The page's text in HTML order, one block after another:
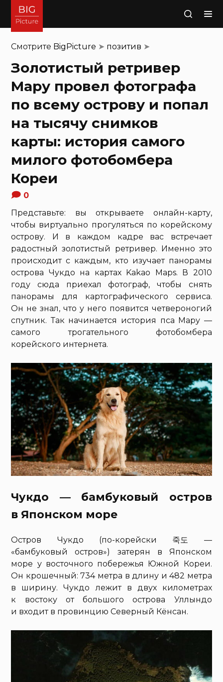
Поиск
Смотрите BigPicture ➤ позитив ➤
Золотистый ретривер
Мару провел фотографа
по всему острову и попал
на тысячу снимков
карты: история самого
милого фотобомбера
Кореи
0
Представьте: вы открываете онлайн-карту,
чтобы виртуально прогуляться по корейскому
острову. И в каждом кадре вас встречает
радостный золотистый ретривер. Именно это
происходит с каждым, кто изучает панорамы
острова Чукдо на картах Kakao Maps. В 2010
году сюда приехал фотограф, чтобы снять
панорамы для картографического сервиса.
Он не знал, что у него появится четвероногий
спутник. Так начинается история пса Мару —
самого трогательного фотобомбера
корейского интернета.
Чукдо — бамбуковый остров
в Японском море
Остров Чукдо (по-корейски 죽도 —
«бамбуковый остров») затерян в Японском
море у восточного побережья Южной Кореи.
Он крошечный: 734 метра в длину и 482 метра
в ширину. Чукдо лежит в двух километрах
к востоку от большого острова Уллындо
и входит в провинцию Северный Кёнсан.